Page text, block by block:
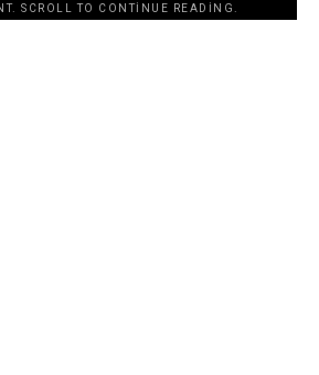
SCROLL TO CONTINUE READING.